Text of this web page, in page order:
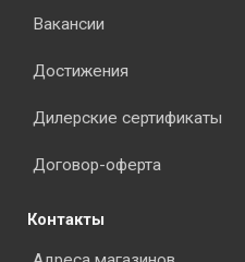
Вакансии
Достижения
Дилерские сертификаты
Договор-оферта
Контакты